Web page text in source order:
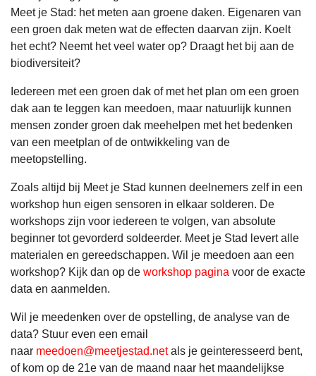
Meet je Stad: het meten aan groene daken. Eigenaren van
een groen dak meten wat de effecten daarvan zijn. Koelt
het echt? Neemt het veel water op? Draagt het bij aan de
biodiversiteit?
Iedereen met een groen dak of met het plan om een groen
dak aan te leggen kan meedoen, maar natuurlijk kunnen
mensen zonder groen dak meehelpen met het bedenken
van een meetplan of de ontwikkeling van de
meetopstelling.
Zoals altijd bij Meet je Stad kunnen deelnemers zelf in een
workshop hun eigen sensoren in elkaar solderen. De
workshops zijn voor iedereen te volgen, van absolute
beginner tot gevorderd soldeerder. Meet je Stad levert alle
materialen en gereedschappen. Wil je meedoen aan een
workshop? Kijk dan op de workshop pagina voor de exacte
data en aanmelden.
Wil je meedenken over de opstelling, de analyse van de
data? Stuur even een email
naar meedoen@meetjestad.netals je geinteresseerd bent,
of kom op de 21e van de maand naar het maandelijkse